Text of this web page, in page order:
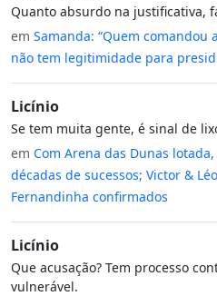
Quanto absurdo na justificativa,
em Samanda: “Quem comandou
não tem legitimidade para
Licínio
Se tem muita gente, é sinal de
em Com Arena das Dunas
décadas de sucessos; Victor &
Fernandinha confirmados
Licínio
Que acusação? Tem processo
vulnerável.